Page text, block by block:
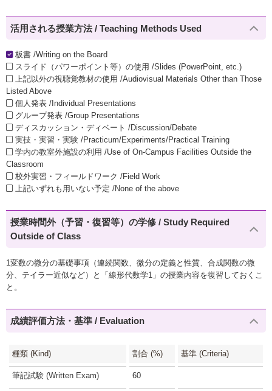
活用される授業方法 / Teaching Methods Used
板書 /Writing on the Board
スライド（パワーポイント等）の使用 /Slides (PowerPoint, etc.)
上記以外の視聴覚教材の使用 /Audiovisual Materials Other than Those
Listed Above
個人発表 /Individual Presentations
グループ発表 /Group Presentations
ディスカッション・ディベート /Discussion/Debate
実技・実習・実験 /Practicum/Experiments/Practical Training
学内の教室外施設の利用 /Use of On-Campus Facilities Outside the
Classroom
校外実習・フィールドワーク /Field Work
上記いずれも用いない予定 /None of the above
授業時間外（予習・復習等）の学修 / Study Required
Outside of Class
1変数の微分の基礎事項（連続関数、微分の定義と性質、合成関数の微
分、テイラー近似など）と「線形代数学1」の授業内容を復習しておくこ
と。
成績評価方法・基準 / Evaluation
種類 (Kind) 割合 (%) 基準 (Criteria)
筆記試験 (Written Exam) 60